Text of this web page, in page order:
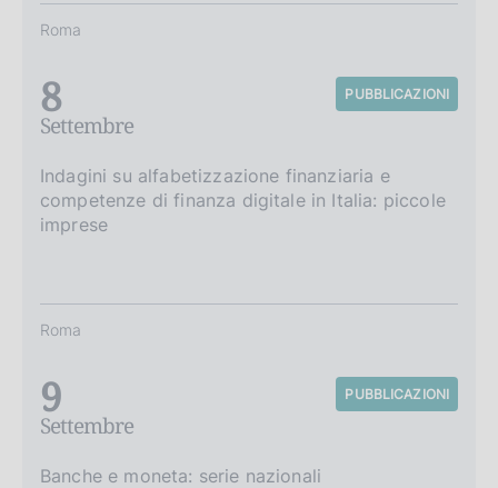
Roma
8
Settembre
PUBBLICAZIONI
Indagini su alfabetizzazione finanziaria e
competenze di finanza digitale in Italia: piccole
imprese
Roma
9
Settembre
PUBBLICAZIONI
Banche e moneta: serie nazionali